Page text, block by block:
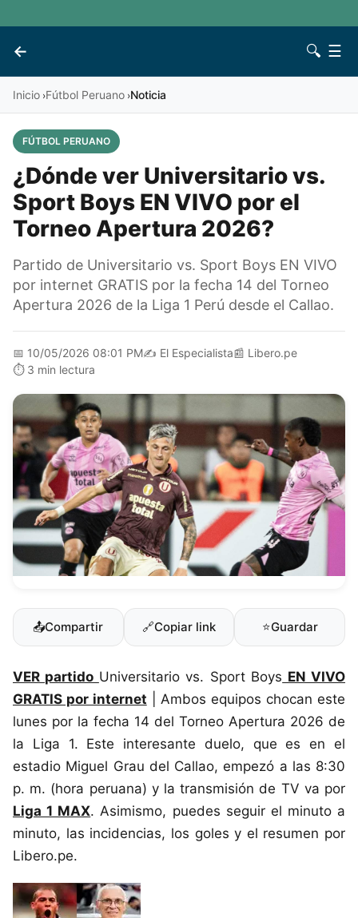
←
Vives 🔍 ☰
Inicio ›Fútbol Peruano ›Noticia
FÚTBOL PERUANO
¿Dónde ver Universitario vs.
Sport Boys EN VIVO por el
Torneo Apertura 2026?
Partido de Universitario vs. Sport Boys EN VIVO
por internet GRATIS por la fecha 14 del Torneo
Apertura 2026 de la Liga 1 Perú desde el Callao.
📅 10/05/2026 08:01 PM✍️ El Especialista📰 Libero.pe
⏱️ 3 min lectura
📤Compartir 🔗Copiar link ⭐Guardar
VER partido Universitario vs. Sport Boys EN VIVO
GRATIS por internet | Ambos equipos chocan este
lunes por la fecha 14 del Torneo Apertura 2026 de
la Liga 1. Este interesante duelo, que es en el
estadio Miguel Grau del Callao, empezó a las 8:30
p. m. (hora peruana) y la transmisión de TV va por
Liga 1 MAX. Asimismo, puedes seguir el minuto a
minuto, las incidencias, los goles y el resumen por
Libero.pe.